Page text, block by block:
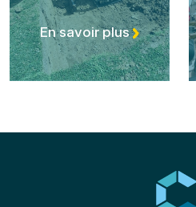
En savoir plus